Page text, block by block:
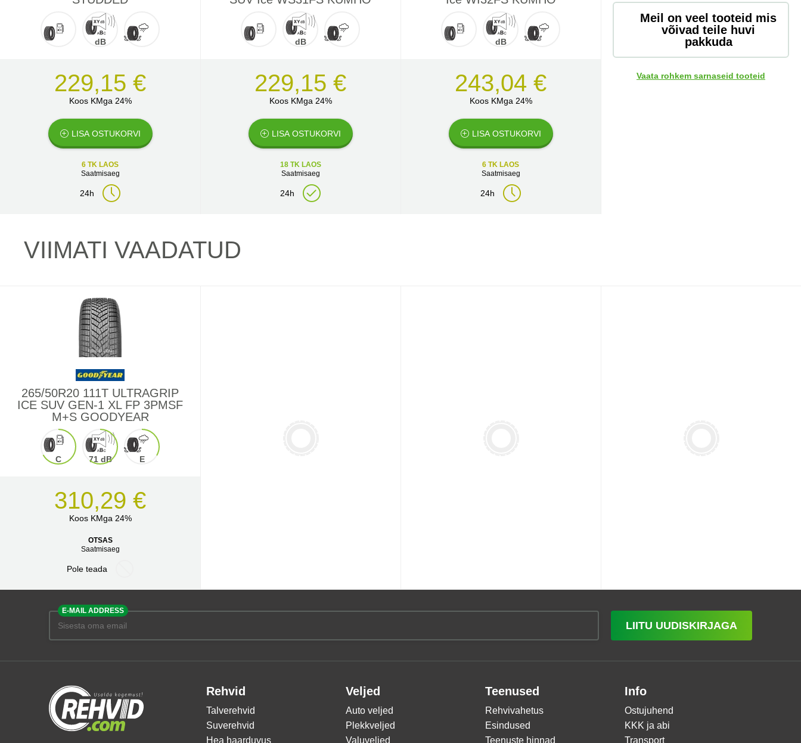
dB
229,15 €
Koos KMga 24%
LISA OSTUKORVI
6 TK LAOS
Saatmisaeg
24h
dB
229,15 €
Koos KMga 24%
LISA OSTUKORVI
18 TK LAOS
Saatmisaeg
24h
dB
243,04 €
Koos KMga 24%
LISA OSTUKORVI
6 TK LAOS
Saatmisaeg
24h
Meil on veel tooteid mis
võivad teile huvi
pakkuda
Vaata rohkem sarnaseid tooteid
VIIMATI VAADATUD
265/50R20 111T ULTRAGRIP
ICE SUV GEN-1 XL FP 3PMSF
M+S GOODYEAR
C 71 dB E
310,29 €
Koos KMga 24%
OTSAS
Saatmisaeg
Pole teada
E-MAIL ADDRESS
LIITU UUDISKIRJAGA
Rehvid
Talverehvid
Suverehvid
Hea haarduvus
Veljed
Auto veljed
Plekkveljed
Valuveljed
Teenused
Rehvivahetus
Esindused
Teenuste hinnad
Info
Ostujuhend
KKK ja abi
Transport